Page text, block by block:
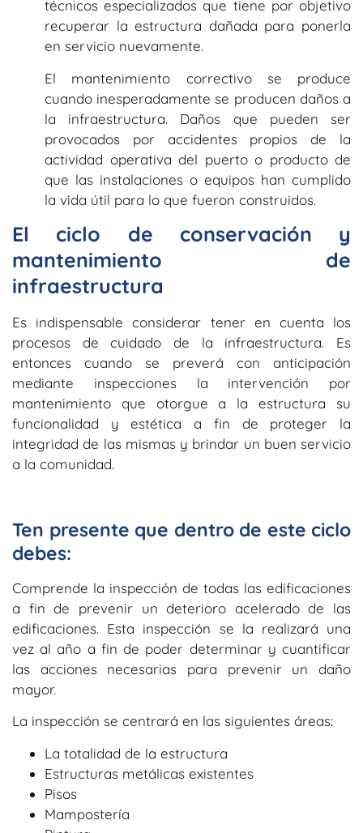
técnicos especializados que tiene por objetivo
recuperar la estructura dañada para ponerla
en servicio nuevamente.
El mantenimiento correctivo se produce
cuando inesperadamente se producen daños a
la infraestructura. Daños que pueden ser
provocados por accidentes propios de la
actividad operativa del puerto o producto de
que las instalaciones o equipos han cumplido
la vida útil para lo que fueron construidos.
El ciclo de conservación y
mantenimiento de
infraestructura
Es indispensable considerar tener en cuenta los
procesos de cuidado de la infraestructura. Es
entonces cuando se preverá con anticipación
mediante inspecciones la intervención por
mantenimiento que otorgue a la estructura su
funcionalidad y estética a fin de proteger la
integridad de las mismas y brindar un buen servicio
a la comunidad.
Ten presente que dentro de este ciclo
debes:
Comprende la inspección de todas las edificaciones
a fin de prevenir un deterioro acelerado de las
edificaciones. Esta inspección se la realizará una
vez al año a fin de poder determinar y cuantificar
las acciones necesarias para prevenir un daño
mayor.
La inspección se centrará en las siguientes áreas:
La totalidad de la estructura
Estructuras metálicas existentes
Pisos
Mampostería